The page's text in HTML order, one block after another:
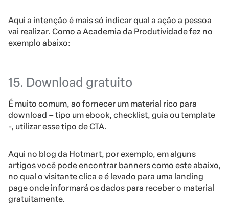
Aqui a intenção é mais só indicar qual a ação a pessoa
vai realizar. Como a Academia da Produtividade fez no
exemplo abaixo:
15. Download gratuito
É muito comum, ao fornecer um material rico para
download – tipo um ebook, checklist, guia ou template
-, utilizar esse tipo de CTA.
Aqui no blog da Hotmart, por exemplo, em alguns
artigos você pode encontrar banners como este abaixo,
no qual o visitante clica e é levado para uma landing
page onde informará os dados para receber o material
gratuitamente.